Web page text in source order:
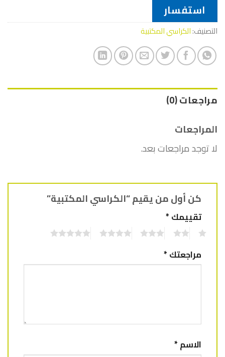
استفسار
التصنيف:الكراسي المكتبية
مراجعات (0)
المراجعات
لا توجد مراجعات بعد.
كن أول من يقيم “الكراسي المكتبية”
تقييمك*
مراجعتك*
الاسم*